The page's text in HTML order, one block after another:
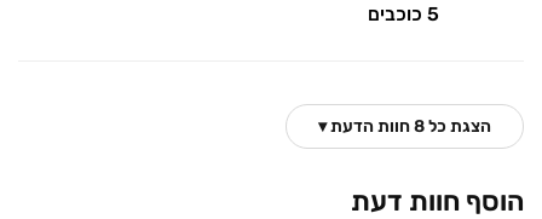
5 כוכבים
הצגת כל 8 חוות הדעת ▾
הוסף חוות דעת